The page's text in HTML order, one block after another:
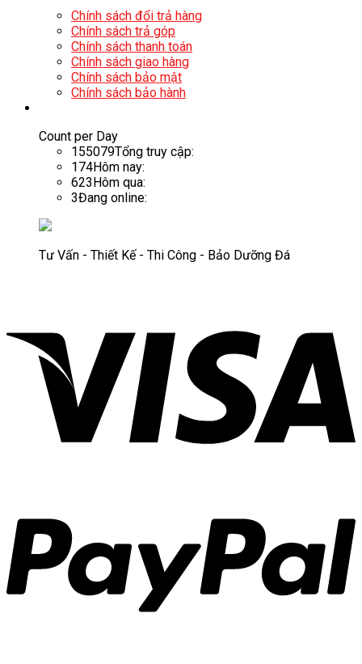
Chính sách đổi trả hàng
Chính sách trả góp
Chính sách thanh toán
Chính sách giao hàng
Chính sách bảo mật
Chính sách bảo hành
Count per Day
155079Tổng truy cập:
174Hôm nay:
623Hôm qua:
3Đang online:
Tư Vấn - Thiết Kế - Thi Công - Bảo Dưỡng Đá